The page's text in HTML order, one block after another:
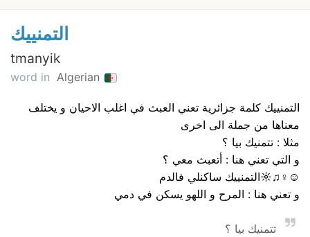
التمنييك
tmanyik
word in Algerian
التمنييك كلمة جزائرية تعني العبث في اغلب الاحيان و يختلف
معناها من جملة الى اخرى
مثلا : تتمنيك بيا ؟
و التي تعني هنا : أتعبث معي ؟
☺♀♫☼التمنييك ساكنلي فالدم
و تعني هنا : المرح و اللهو يسكن في دمي
تتمنيك بيا ؟